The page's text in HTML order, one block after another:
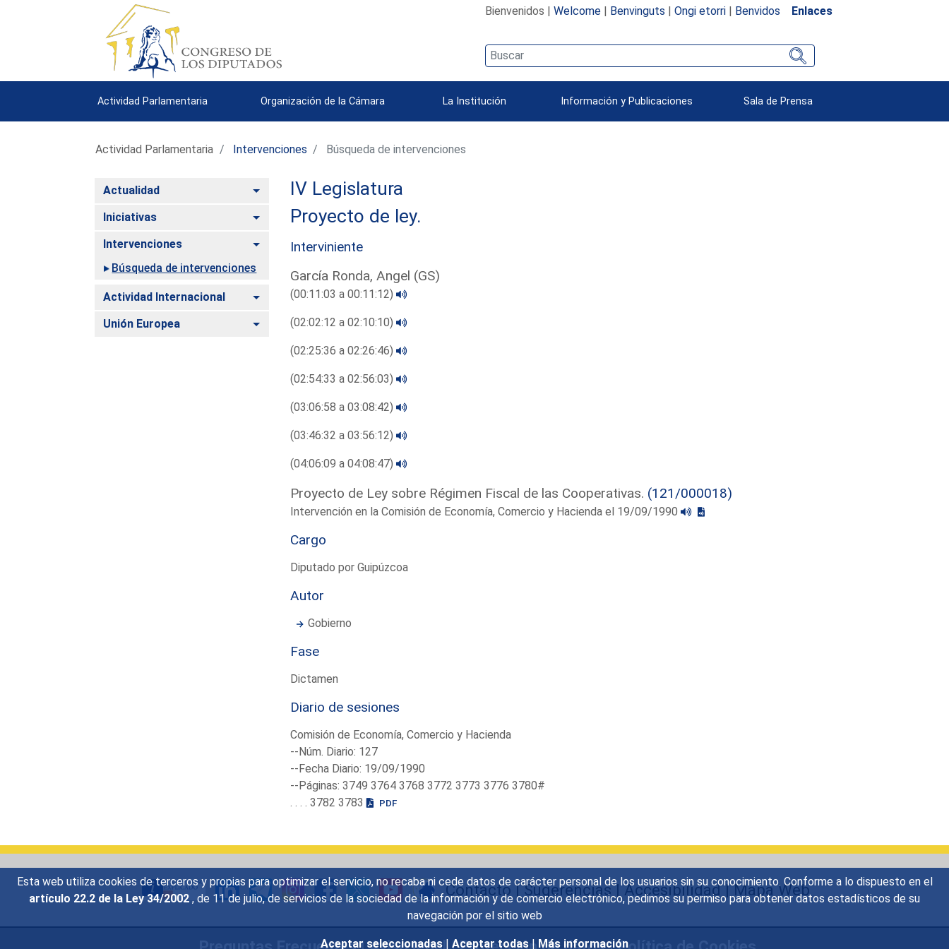
Esta web utiliza cookies de terceros y propias para optimizar el servicio, no recaba ni cede datos de carácter personal de los usuarios sin su conocimiento. Conforme a lo dispuesto en el
artículo 22.2 de la Ley 34/2002 , de 11 de julio, de servicios de la sociedad de la información y de comercio electrónico, pedimos su permiso para obtener datos estadísticos de su
navegación por el sitio web
Aceptar seleccionadas | Aceptar todas | Más información
Bienvenidos | Welcome| Benvinguts | Ongi etorri| Benvidos Enlaces
Actividad Parlamentaria Organización de la Cámara La Institución Información y Publicaciones Sala de Prensa
Actividad Parlamentaria Intervenciones Búsqueda de intervenciones
Actualidad Alternar
Iniciativas Alternar
Intervenciones
Alternar
Búsqueda de intervenciones
Actividad Internacional Alternar
Unión Europea Alternar
IV Legislatura
Proyecto de ley.
Interviniente
García Ronda, Angel (GS)
(00:11:03 a 00:11:12)
(02:02:12 a 02:10:10)
(02:25:36 a 02:26:46)
(02:54:33 a 02:56:03)
(03:06:58 a 03:08:42)
(03:46:32 a 03:56:12)
(04:06:09 a 04:08:47)
Proyecto de Ley sobre Régimen Fiscal de las Cooperativas. (121/000018)
Intervención en la Comisión de Economía, Comercio y Hacienda el 19/09/1990
Cargo
Diputado por Guipúzcoa
Autor
Gobierno
Fase
Dictamen
Diario de sesiones
Comisión de Economía, Comercio y Hacienda
--Núm. Diario: 127
--Fecha Diario: 19/09/1990
--Páginas: 3749 3764 3768 3772 3773 3776 3780#
. . . . 3782 3783
PDF
Contacto|Sugerencias|Accesibilidad|Mapa Web